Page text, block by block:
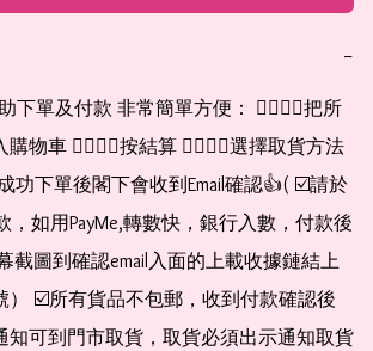
−
物車 👉🏻👉🏻按結算 👉🏻👉🏻選擇取貨方法
功下單後閣下會收到Email確認👍( ☑️請於
，如用PayMe,轉數快，銀行入數，付款後
截圖到確認email入面的上載收據鏈結上
） ☑️所有貨品不包郵，收到付款確認後
知可到門市取貨，取貨必須出示通知取貨